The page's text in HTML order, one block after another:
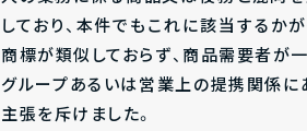
しており、本件でもこれに該当するか
商標が類似しておらず、商品需要者が
グループあるいは営業上の提携関係に
主張を斥けました。